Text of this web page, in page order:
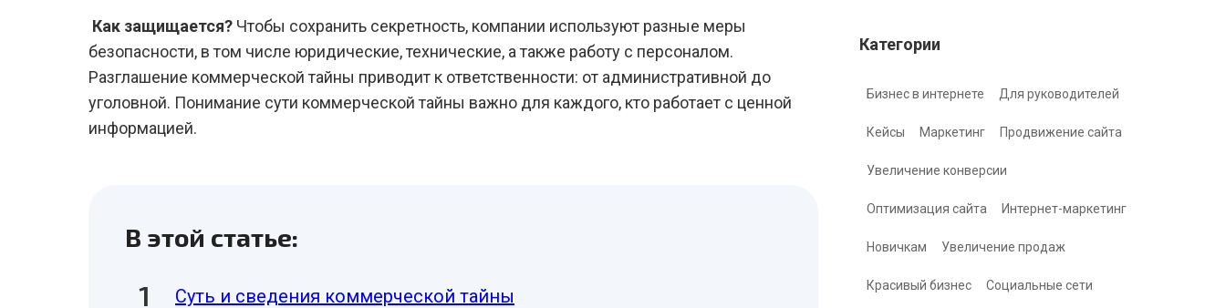
Как защищается? Чтобы сохранить секретность, компании используют разные меры
безопасности, в том числе юридические, технические, а также работу с персоналом.
Разглашение коммерческой тайны приводит к ответственности: от административной до
уголовной. Понимание сути коммерческой тайны важно для каждого, кто работает с ценной
информацией.
В этой статье:
Суть и сведения коммерческой тайны
Категории
Бизнес в интернете Для руководителей
Кейсы Маркетинг Продвижение сайта
Увеличение конверсии
Оптимизация сайта Интернет-маркетинг
Новичкам Увеличение продаж
Красивый бизнес Социальные сети